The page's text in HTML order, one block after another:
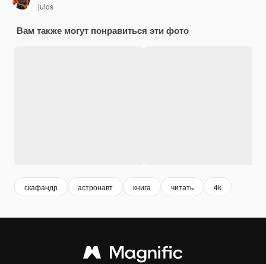
julos
Вам также могут понравиться эти фото
скафандр астронавт книга читать 4k